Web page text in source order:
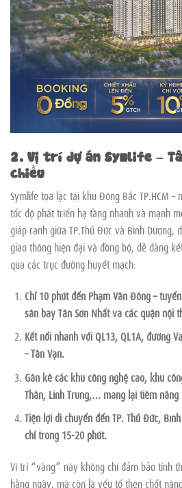
2. Vị trí dự án Symlife –
chiều
Symlife tọa lạc tại khu Đông Bắc TP.HCM
tốc độ phát triển hạ tầng nhanh và mạnh
giáp ranh giữa TP.Thủ Đức và Bình Dương,
giao thông hiện đại và đồng bộ, dễ dàng
qua các trục đường huyết mạch:
Chỉ 10 phút đến Phạm Văn Đồng –
sân bay Tân Sơn Nhất và các quận nội
Kết nối nhanh với QL13, QL1A, đường
– Tân Vạn.
Gần kề các khu công nghệ cao, khu
Thần, Linh Trung,… mang lại tiềm
Tiện lợi di chuyển đến TP. Thủ Đức,
chỉ trong 15-20 phút.
Vị trí “vàng” này không chỉ đảm bảo tính
hằng ngày, mà còn là yếu tố then chốt